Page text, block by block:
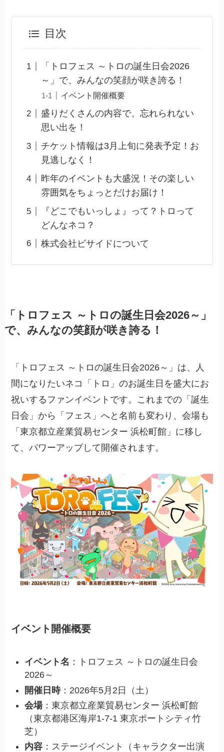
目次
「トロフェス ～トロの誕生日会2026
～」で、みんなの笑顔が咲き誇る！
イベント開催概要
盛りだくさんの内容で、忘れられない
思い出を！
チケット情報は3月上旬に発表予定！お
見逃しなく！
昨年のイベントも大盛況！その楽しい
雰囲気をちょっとだけお届け！
『どこでもいっしょ』って？トロって
どんなネコ？
株式会社ビサイドについて
「トロフェス ～トロの誕生日会2026～」
で、みんなの笑顔が咲き誇る！
「トロフェス ～トロの誕生日会2026～」は、人
間になりたいネコ「トロ」のお誕生日を盛大にお
祝いするファンイベントです。これまでの「誕生
日会」から「フェス」へと名前も変わり、会場も
「東京都立産業貿易センター 浜松町館」に移し
て、パワーアップして開催されます。
イベント開催概要
イベント名 ：トロフェス ～トロの誕生日会
2026～
開催日時：2026年5月2日（土）
会場：東京都立産業貿易センター 浜松町館
（東京都港区海岸1-7-1 東京ポートシティ竹
芝）
内容 ：ステージイベント（キャラクター出演